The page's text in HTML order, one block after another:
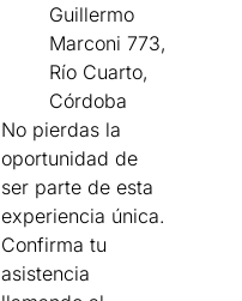
Guillermo
Marconi 773,
Río Cuarto,
Córdoba
No pierdas la
oportunidad de
ser parte de esta
experiencia única.
Confirma tu
asistencia